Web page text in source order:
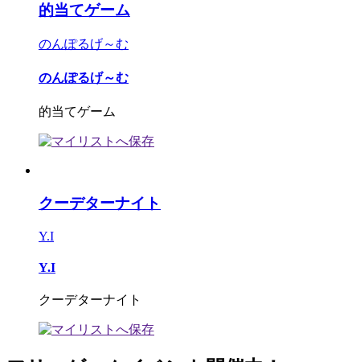
的当てゲーム
のんぽるげ～む
のんぽるげ～む
的当てゲーム
クーデターナイト
Y.I
Y.I
クーデターナイト